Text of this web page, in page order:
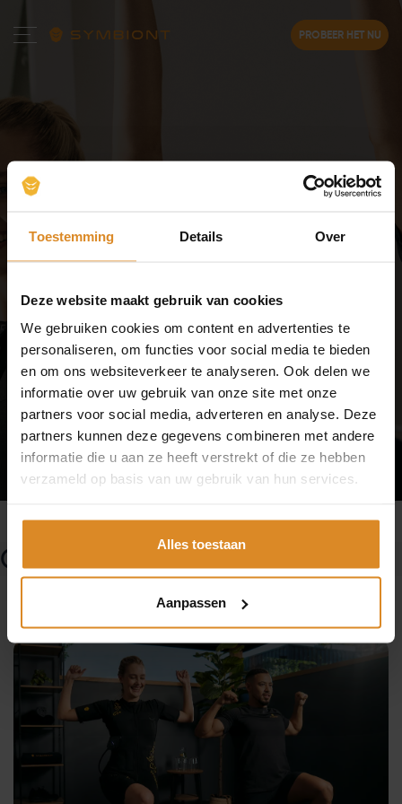
Toestemming Details Over
Deze website maakt gebruik van cookies
We gebruiken cookies om content en advertenties te
personaliseren, om functies voor social media te bieden
en om ons websiteverkeer te analyseren. Ook delen we
informatie over uw gebruik van onze site met onze
partners voor social media, adverteren en analyse. Deze
partners kunnen deze gegevens combineren met andere
informatie die u aan ze heeft verstrekt of die ze hebben
verzameld op basis van uw gebruik van hun services.
Alles toestaan
Aanpassen
PROBEER HET NU
Gevorderde EMS-training:
Verhoog
jetrainingsefficiëntie
Train slimmer en effectiever met SYMBIONT Elektrische
Spierstimulatie (EMS) voor optimale resultaten.
PROBEER HET NU
Configure EMS Training